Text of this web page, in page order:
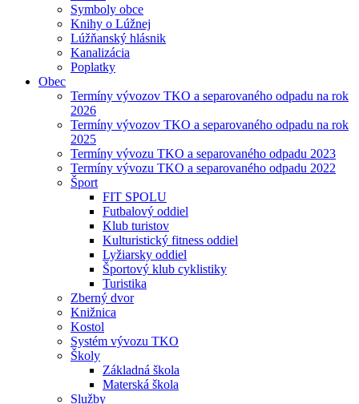
Symboly obce
Knihy o Lúžnej
Lúžňanský hlásnik
Kanalizácia
Poplatky
Obec
Termíny vývozov TKO a separovaného odpadu na rok
2026
Termíny vývozov TKO a separovaného odpadu na rok
2025
Termíny vývozu TKO a separovaného odpadu 2023
Termíny vývozu TKO a separovaného odpadu 2022
Šport
FIT SPOLU
Futbalový oddiel
Klub turistov
Kulturistický fitness oddiel
Lyžiarsky oddiel
Športový klub cyklistiky
Turistika
Zberný dvor
Knižnica
Kostol
Systém vývozu TKO
Školy
Základná škola
Materská škola
Služby